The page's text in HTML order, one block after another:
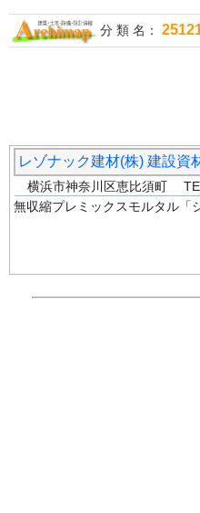
分 類 名：
レゾナック建材(株) 建設資
横浜市神奈川区恵比須町
無収縮プレミックスモルタル「